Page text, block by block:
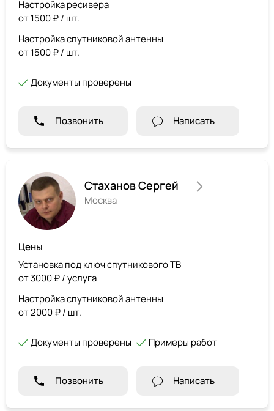
Настройка ресивера
от 1500 ₽ / шт.
Настройка спутниковой антенны
от 1500 ₽ / шт.
Документы проверены
Позвонить Написать
Стаханов Сергей
Москва
Цены
Установка под ключ спутникового ТВ
от 3000 ₽ / услуга
Настройка спутниковой антенны
от 2000 ₽ / шт.
Документы проверены Примеры работ
Позвонить Написать